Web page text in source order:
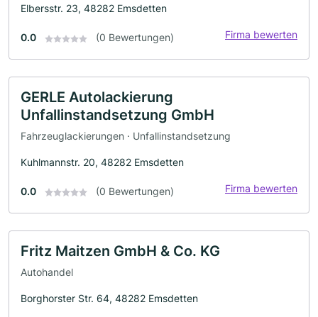
Elbersstr. 23, 48282 Emsdetten
0.0 (0 Bewertungen) Firma bewerten
GERLE Autolackierung
Unfallinstandsetzung GmbH
Fahrzeuglackierungen · Unfallinstandsetzung
Kuhlmannstr. 20, 48282 Emsdetten
0.0 (0 Bewertungen) Firma bewerten
Fritz Maitzen GmbH & Co. KG
Autohandel
Borghorster Str. 64, 48282 Emsdetten